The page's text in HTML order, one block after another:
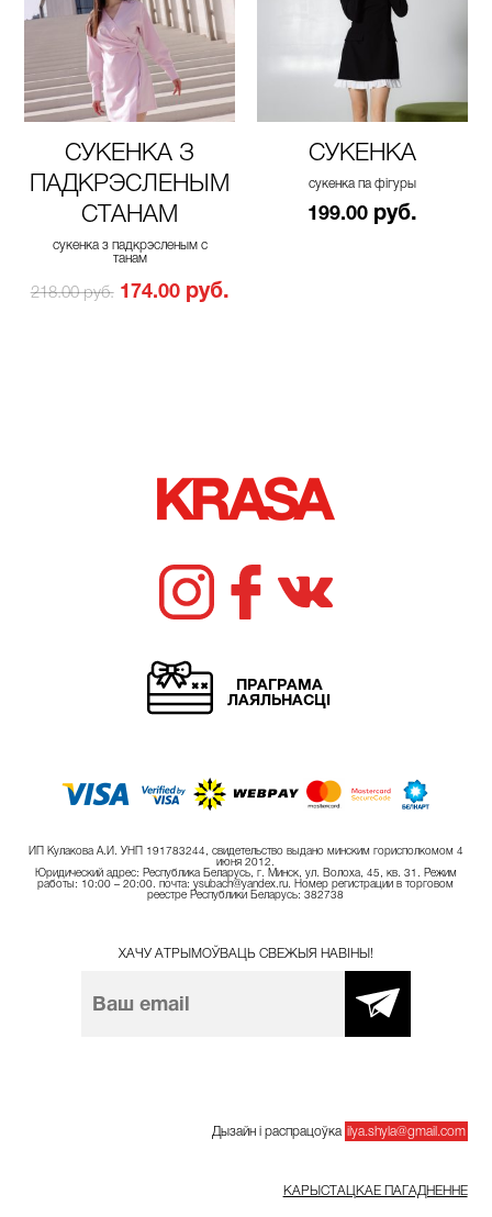
СУКЕНКА З
ПАДКРЭСЛЕНЫМ
СТАНАМ
сукенка з падкрэсленым с
танам
218.00 руб. 174.00 руб.
СУКЕНКА
сукенка па фігуры
199.00 руб.
ПРАГРАМА
ЛАЯЛЬНАСЦІ
ИП Кулакова А.И. УНП 191783244, свидетельство выдано минским горисполкомом 4
июня 2012.
Юридический адрес: Республика Беларусь, г. Минск, ул. Волоха, 45, кв. 31. Режим
работы: 10:00 – 20:00. почта: ysubach@yandex.ru. Номер регистрации в торговом
реестре Республики Беларусь: 382738
ХАЧУ АТРЫМОЎВАЦЬ СВЕЖЫЯ НАВІНЫ!
Дызайн і распрацоўка ilya.shyla@gmail.com
КАРЫСТАЦКАЕ ПАГАДНЕННЕ